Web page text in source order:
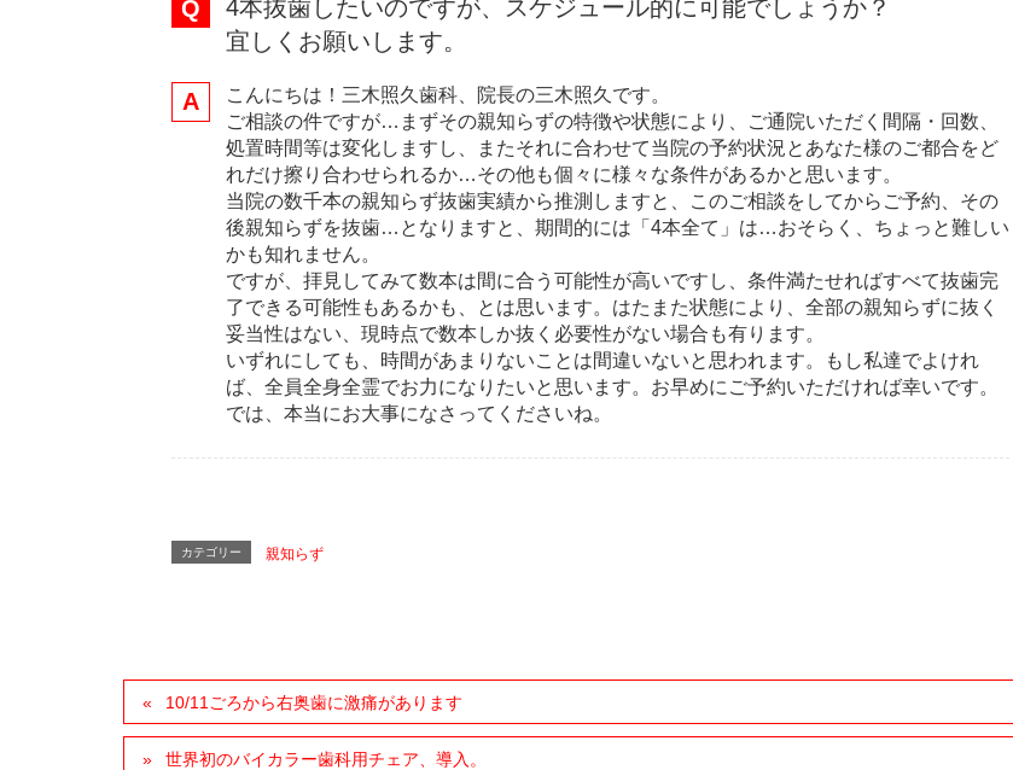
4本抜歯したいのですが、スケジュール的に可能でしょうか？
宜しくお願いします。
こんにちは！三木照久歯科、院長の三木照久です。
ご相談の件ですが…まずその親知らずの特徴や状態により、ご通院いただく間隔・回数、
処置時間等は変化しますし、またそれに合わせて当院の予約状況とあなた様のご都合をど
れだけ擦り合わせられるか…その他も個々に様々な条件があるかと思います。
当院の数千本の親知らず抜歯実績から推測しますと、このご相談をしてからご予約、その
後親知らずを抜歯…となりますと、期間的には「4本全て」は…おそらく、ちょっと難しい
かも知れません。
ですが、拝見してみて数本は間に合う可能性が高いですし、条件満たせればすべて抜歯完
了できる可能性もあるかも、とは思います。はたまた状態により、全部の親知らずに抜く
妥当性はない、現時点で数本しか抜く必要性がない場合も有ります。
いずれにしても、時間があまりないことは間違いないと思われます。もし私達でよけれ
ば、全員全身全霊でお力になりたいと思います。お早めにご予約いただければ幸いです。
では、本当にお大事になさってくださいね。
カテゴリー 親知らず
10/11ごろから右奥歯に激痛があります
世界初のバイカラー歯科用チェア、導入。